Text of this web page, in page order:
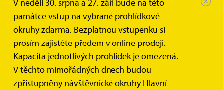
V neděli 30. srpna a 27. září bude na této
památce vstup na vybrané prohlídkové
okruhy zdarma. Bezplatnou vstupenku si
prosím zajistěte předem v online prodeji.
Kapacita jednotlivých prohlídek je omezená.
V těchto mimořádných dnech budou
zpřístupněny návštěvnické okruhy Hlavní
Zámek Valtice
Online vstupenky a dárkové poukazy
Dárkové poukazy
Dárkové poukazy
Darujte svým blízkým zážitek. Naplánujte jim výlet na
památku!